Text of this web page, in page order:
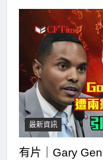
最新資訊
有片｜Gary